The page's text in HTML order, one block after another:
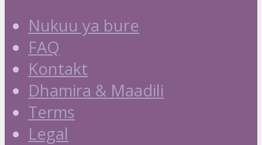
Nukuu ya bure
FAQ
Kontakt
Dhamira & Maadili
Terms
Legal